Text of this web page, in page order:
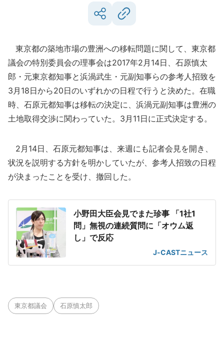
東京都の築地市場の豊洲への移転問題に関して、東京都
議会の特別委員会の理事会は2017年2月14日、石原慎太
郎・元東京都知事と浜渦武生・元副知事らの参考人招致を
3月18日から20日のいずれかの日程で行うと決めた。在職
時、石原元都知事は移転の決定に、浜渦元副知事は豊洲の
土地取得交渉に関わっていた。3月11日に正式決定する。
2月14日、石原元都知事は、来週にも記者会見を開き、
状況を説明する方針を明かしていたが、参考人招致の日程
が決まったことを受け、撤回した。
小野田大臣会見でまた珍事 「1社1
問」無視の連続質問に「オウム返
し」で反応
J-CASTニュース
東京都議会 石原慎太郎